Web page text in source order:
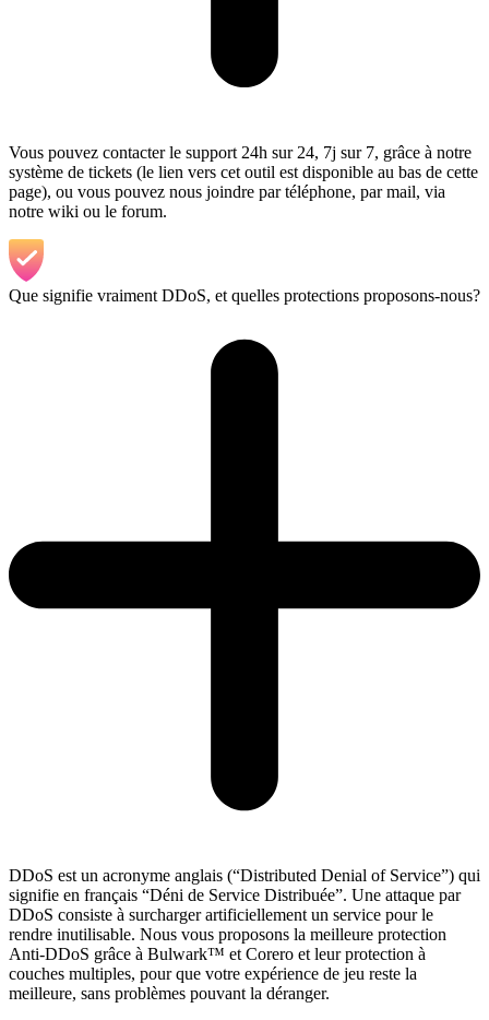
Vous pouvez contacter le support 24h sur 24, 7j sur 7, grâce à notre
système de tickets (le lien vers cet outil est disponible au bas de cette
page), ou vous pouvez nous joindre par téléphone, par mail, via
notre wiki ou le forum.
Que signifie vraiment DDoS, et quelles protections proposons-nous?
DDoS est un acronyme anglais (“Distributed Denial of Service”) qui
signifie en français “Déni de Service Distribuée”. Une attaque par
DDoS consiste à surcharger artificiellement un service pour le
rendre inutilisable. Nous vous proposons la meilleure protection
Anti-DDoS grâce à Bulwark™ et Corero et leur protection à
couches multiples, pour que votre expérience de jeu reste la
meilleure, sans problèmes pouvant la déranger.